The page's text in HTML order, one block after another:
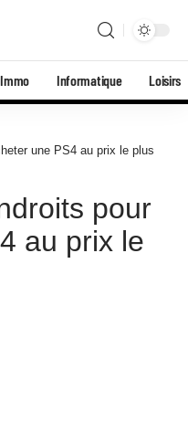
Immo Informatique Loisirs
une PS4 au prix le plus
pour
au prix le